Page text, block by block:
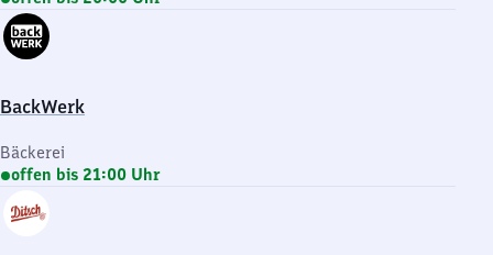
BackWerk
Bäckerei
offen bis 21:00 Uhr